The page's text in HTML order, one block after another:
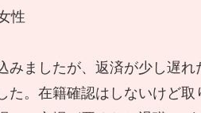
性
みましたが、返済が少し遅
た。在籍確認はしないけど